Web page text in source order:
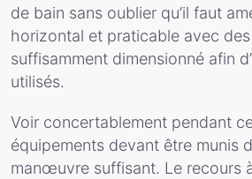
de bain sans oublier qu’il faut
horizontal et praticable avec
suffisamment dimensionné afin
utilisés.
Voir concertablement pendant
équipements devant être munis
manœuvre suffisant. Le recours